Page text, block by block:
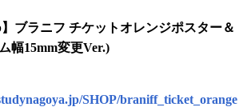
】ブラニフ チケットオレンジポスター＆
幅15mm変更Ver.)
SHOP/braniff_ticket_orange